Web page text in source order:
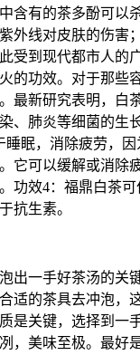
含有的茶多酚可以
外线对皮肤的伤害
受到现代都市人的
的功效。对于那些
最新研究表明，白
、肺炎等细菌的生
眠，消除疲劳，因
它可以缓解或消除
功效4：福鼎白茶
抗生素。
出一手好茶汤的关
适的茶具去冲泡，
是关键，选择到一
，美味至极。最好